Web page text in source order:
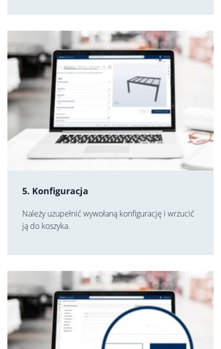
5. Konfiguracja
Należy uzupełnić wywołaną konfigurację i wrzucić
ją do koszyka.